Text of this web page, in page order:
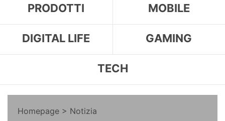
PRODOTTI MOBILE
DIGITAL LIFE GAMING
TECH
Homepage > Notizia